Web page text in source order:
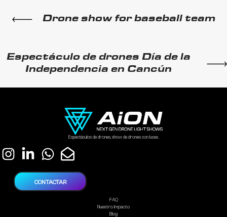
Drone show for baseball team
Espectáculo de drones Día de la
Independencia en Cancún
Espectáculos de drones, show de drones con luces.
FAQ
Nuestro Impacto
Blog
CONTACTAR